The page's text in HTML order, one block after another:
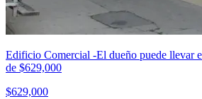
Edificio Comercial -El dueño puede llevar
de $629,000
$629,000